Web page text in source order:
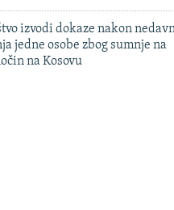
izvodi dokaze nakon
jedne osobe zbog sumnje na
na Kosovu